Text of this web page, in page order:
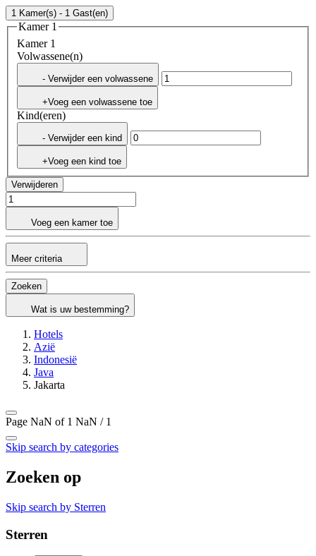
1 Kamer(s) - 1 Gast(en)
Kamer 1
Kamer 1
Volwassene(n)
- Verwijder een volwassene
+Voeg een volwassene toe
Kind(eren)
- Verwijder een kind
+Voeg een kind toe
Verwijderen
Voeg een kamer toe
Meer criteria
Zoeken
Wat is uw bestemming?
Hotels
Azië
Indonesië
Java
Jakarta
Page NaN of 1 NaN / 1
Skip search by categories
Zoeken op
Skip search by Sterren
Sterren